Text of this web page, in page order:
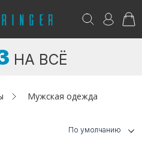
НА ВСЁ
Мужская одежда
По умолчанию